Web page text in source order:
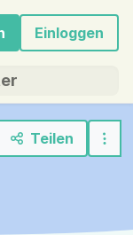
Einloggen
Teilen